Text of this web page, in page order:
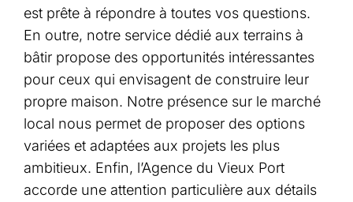
est prête à répondre à toutes vos questions.
En outre, notre service dédié aux terrains à
bâtir propose des opportunités intéressantes
pour ceux qui envisagent de construire leur
propre maison. Notre présence sur le marché
local nous permet de proposer des options
variées et adaptées aux projets les plus
ambitieux. Enfin, l’Agence du Vieux Port
accorde une attention particulière aux détails